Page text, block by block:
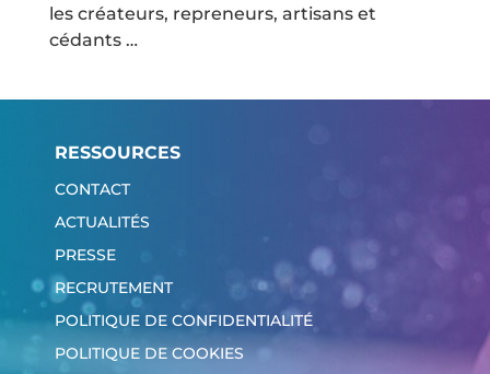
les créateurs, repreneurs, artisans et
cédants …
RESSOURCES
CONTACT
ACTUALITÉS
PRESSE
RECRUTEMENT
POLITIQUE DE CONFIDENTIALITÉ
POLITIQUE DE COOKIES